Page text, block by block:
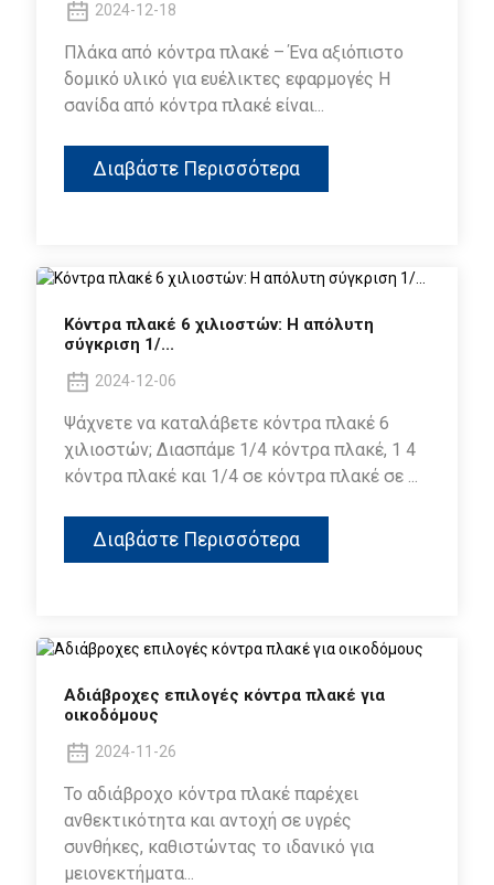
2024-12-18
Πλάκα από κόντρα πλακέ – Ένα αξιόπιστο
δομικό υλικό για ευέλικτες εφαρμογές Η
σανίδα από κόντρα πλακέ είναι...
Διαβάστε Περισσότερα
Κόντρα πλακέ 6 χιλιοστών: Η απόλυτη
σύγκριση 1/...
2024-12-06
Ψάχνετε να καταλάβετε κόντρα πλακέ 6
χιλιοστών; Διασπάμε 1/4 κόντρα πλακέ, 1 4
κόντρα πλακέ και 1/4 σε κόντρα πλακέ σε ...
Διαβάστε Περισσότερα
Αδιάβροχες επιλογές κόντρα πλακέ για
οικοδόμους
2024-11-26
Το αδιάβροχο κόντρα πλακέ παρέχει
ανθεκτικότητα και αντοχή σε υγρές
συνθήκες, καθιστώντας το ιδανικό για
μειονεκτήματα...